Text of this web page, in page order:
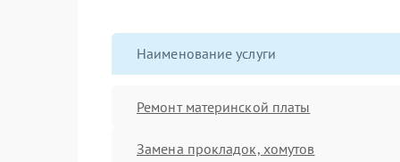
Наименование услуги
Ремонт материнской платы
Замена прокладок, хомутов